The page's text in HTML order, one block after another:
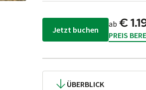
Jetzt buchen
ab €
PREIS
ÜBERBLICK